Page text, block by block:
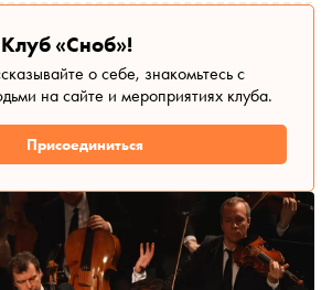
с Редедей» и гималайские
тест, чтобы понять, насколько
картины и творчество великого
Клуб «Сноб»!
о себе, знакомьтесь с
на сайте и мероприятиях клуба.
Присоединиться